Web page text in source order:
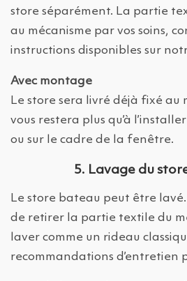
store séparément. La partie
au mécanisme par vos soins,
instructions disponibles sur
Avec montage
Le store sera livré déjà fixé au
vous restera plus qu’à
ou sur le cadre de la fenêtre.
5. Lavage du
Le store bateau peut être
de retirer la partie textile du
laver comme un rideau
recommandations d’entretien